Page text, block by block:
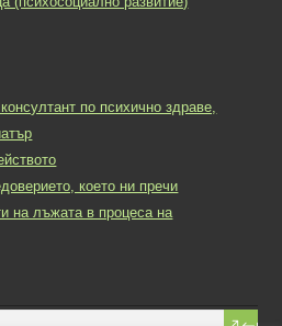
по психично здраве,
което ни пречи
на лъжата в процеса на